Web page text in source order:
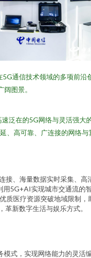
通信技术领域的多项前
图景。
在的5G网络与灵活强大
高可靠、广连接的网络
、海量数据实时采集、
5G+AI实现城市交通流的
医疗资源突破地域限制，
新数字生活与娱乐方式。
式，实现网络能力的灵活